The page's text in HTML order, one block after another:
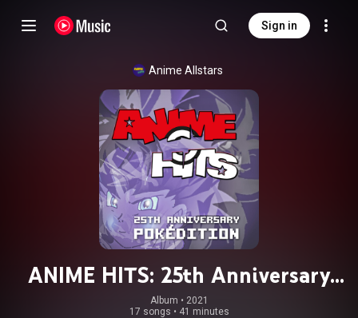
Sign in
Anime Allstars
ANIME HITS: 25th Anniversary
Pokédition
Album • 2021
17 songs • 41 minutes